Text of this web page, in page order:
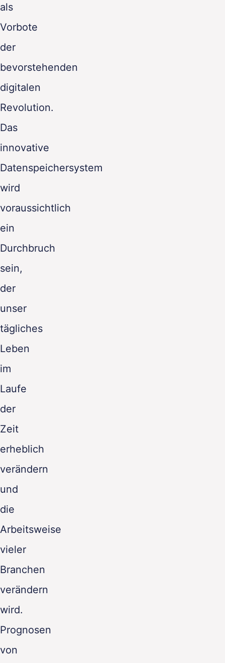
als
Vorbote
der
bevorstehenden
digitalen
Revolution.
Das
innovative
Datenspeichersystem
wird
voraussichtlich
ein
Durchbruch
sein,
der
unser
tägliches
Leben
im
Laufe
der
Zeit
erheblich
verändern
und
die
Arbeitsweise
vieler
Branchen
verändern
wird.
Prognosen
von